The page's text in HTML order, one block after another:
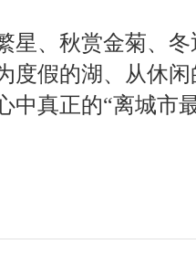
、秋赏金菊、
度假的湖、从休
中真正的“离城市